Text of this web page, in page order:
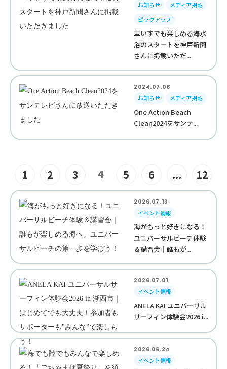
お知らせ
メディア掲載
ピックアップ
車いすでも楽しめる海水
浴のスタートを神戸新聞
さんに掲載いただ...
2024.07.08
お知らせ
メディア掲載
One Action Beach
Clean2024をサンテ...
1 2 3 4 5 6 ... 12
2026.07.13
イベント情報
海がもっと好きになる！
ユニバーサルビーチ体験
＆講習会｜誰もが...
2026.07.01
イベント情報
ANELA KAI ユニバーサル
サーフィン体験会2026 i...
2026.06.24
イベント情報